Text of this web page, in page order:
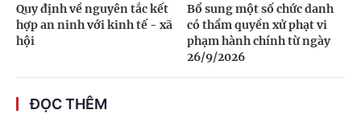
Quy định về nguyên tắc kết
hợp an ninh với kinh tế - xã
hội
Bổ sung một số chức danh
có thẩm quyền xử phạt vi
phạm hành chính từ ngày
26/9/2026
ĐỌC THÊM